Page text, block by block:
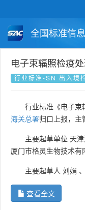
全国标准信
国家标准
国外标准
电子束辐照检疫
行业标准-SN 出入境
行业标准《电子束
海关总署归口上报，主
主要起草单位 天
厦门市格灵生物技术有
主要起草人 刘娟 、
查看全文